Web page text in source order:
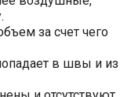
за счет чего
в швы и из